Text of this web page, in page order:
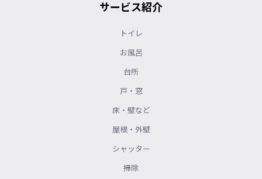
サービス紹介
トイレ
お風呂
台所
戸・窓
床・壁など
屋根・外壁
シャッター
掃除